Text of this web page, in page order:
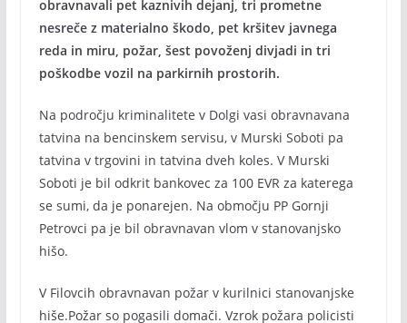
obravnavali pet kaznivih dejanj, tri prometne
nesreče z materialno škodo, pet kršitev javnega
reda in miru, požar, šest povoženj divjadi in tri
poškodbe vozil na parkirnih prostorih.
Na področju kriminalitete v Dolgi vasi obravnavana
tatvina na bencinskem servisu, v Murski Soboti pa
tatvina v trgovini in tatvina dveh koles. V Murski
Soboti je bil odkrit bankovec za 100 EVR za katerega
se sumi, da je ponarejen. Na območju PP Gornji
Petrovci pa je bil obravnavan vlom v stanovanjsko
hišo.
V Filovcih obravnavan požar v kurilnici stanovanjske
hiše.Požar so pogasili domači. Vzrok požara policisti